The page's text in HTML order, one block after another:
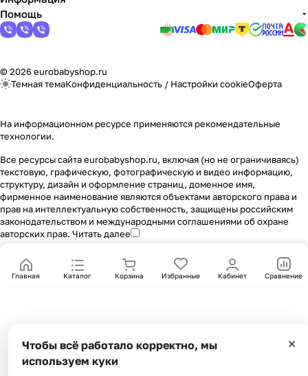
Помощь
© 2026 eurobabyshop.ru
Темная темаКонфиденциальность / Настройки cookieОферта
На информационном ресурсе применяются рекомендательные
технологии.
Все ресурсы сайта eurobabyshop.ru, включая (но не ограничиваясь)
текстовую, графическую, фотографическую и видео информацию,
структуру, дизайн и оформление страниц, доменное имя,
фирменное наименование являются объектами авторского права и
прав на интеллектуальную собственность, защищены российским
законодательством и международными соглашениями об охране
авторских прав. Читать далее
×
Чтобы всё работало корректно, мы
используем куки
Главная Каталог Корзина Избранные Кабинет Сравнение